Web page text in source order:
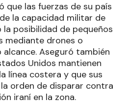
que las fuerzas de su país
la capacidad militar de
la posibilidad de pequeños
mediante drones o
Aseguró también
Unidos mantienen
línea costera y que sus
orden de disparar contra
iraní en la zona.